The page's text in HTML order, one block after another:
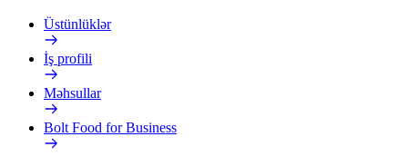
Üstünlüklər
İş profili
Məhsullar
Bolt Food for Business